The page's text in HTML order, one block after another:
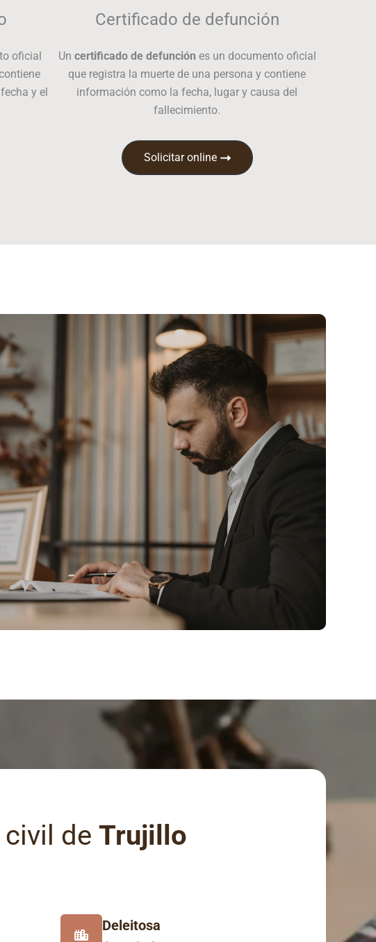
oficial
y el
Certificado de defunción
Un certificado de defunción es un documento oficial
que registra la muerte de una persona y contiene
información como la fecha, lugar y causa del
fallecimiento.
Solicitar online
de Trujillo
Deleitosa